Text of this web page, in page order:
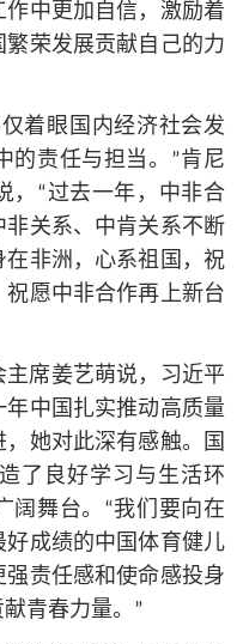
中更加自信，激励着
荣发展贡献自己的力
着眼国内经济社会发
的责任与担当。”肯尼
，“过去一年，中非合
关系、中肯关系不断
非洲，心系祖国，祝
愿中非合作再上新台
席姜艺萌说，习近平
中国扎实推动高质量
她对此深有感触。国
了良好学习与生活环
阔舞台。“我们要向在
成绩的中国体育健儿
责任感和使命感投身
青春力量。”